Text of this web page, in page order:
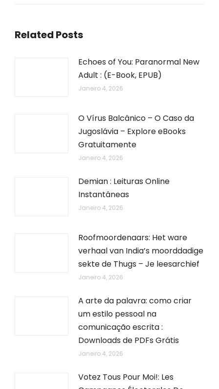
Related Posts
Echoes of You: Paranormal New
Adult : (E-Book, EPUB)
Janeiro 4, 2026
O Vírus Balcânico – O Caso da
Jugoslávia – Explore eBooks
Gratuitamente
Janeiro 4, 2026
Demian : Leituras Online
Instantâneas
Janeiro 4, 2026
Roofmoordenaars: Het ware
verhaal van India’s moorddadige
sekte de Thugs – Je leesarchief
Janeiro 4, 2026
A arte da palavra: como criar
um estilo pessoal na
comunicação escrita :
Downloads de PDFs Grátis
Janeiro 4, 2026
Votez Tous Pour Moi!: Les